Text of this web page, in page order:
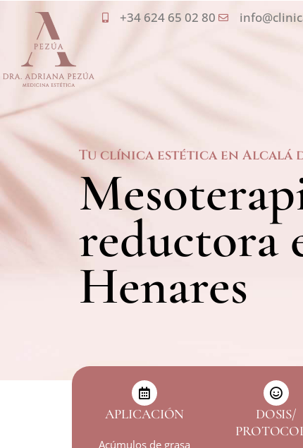
contenido
+34 624 65 02 80
Tu clínica estética en Alcalá
reductora
Henares
APLICACIÓN
Acúmulos de grasa
DOSIS/